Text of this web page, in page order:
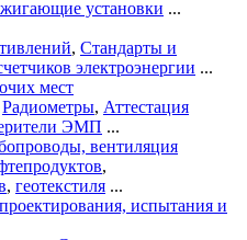
установки ...
, Стандарты и
электроэнергии ...
мест
Радиометры, Аттестация
ЭМП ...
вентиляция
,
, геотекстиля ...
испытания и